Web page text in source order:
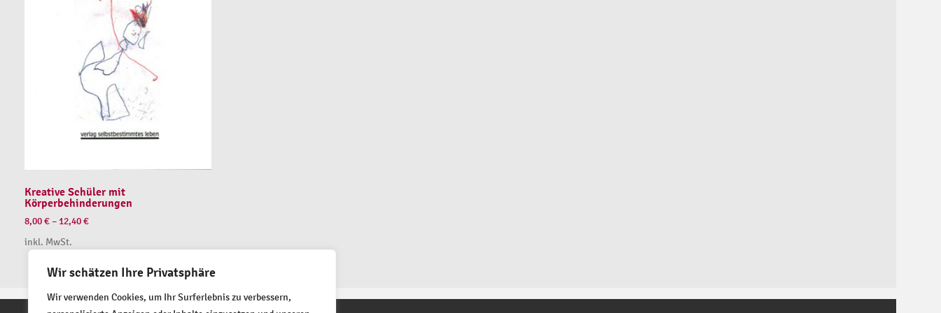
Wir schätzen Ihre Privatsphäre
Wir verwenden Cookies, um Ihr Surferlebnis zu verbessern,
Kreative Schüler mit
Körperbehinderungen
8,00€– 12,40€
inkl. MwSt.